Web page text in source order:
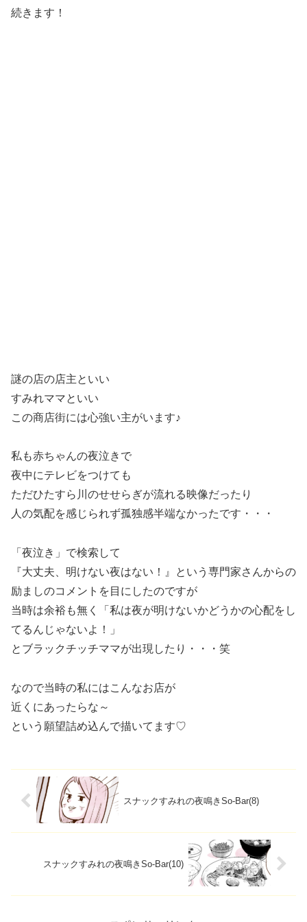
続きます！
謎の店の店主といい
すみれママといい
この商店街には心強い主がいます♪
私も赤ちゃんの夜泣きで
夜中にテレビをつけても
ただひたすら川のせせらぎが流れる映像だったり
人の気配を感じられず孤独感半端なかったです・・・
「夜泣き」で検索して
『大丈夫、明けない夜はない！』という専門家さんからの
励ましのコメントを目にしたのですが
当時は余裕も無く「私は夜が明けないかどうかの心配をし
てるんじゃないよ！」
とブラックチッチママが出現したり・・・笑
なので当時の私にはこんなお店が
近くにあったらな～
という願望詰め込んで描いてます♡
スナックすみれの夜鳴きSo-Bar(8)
スナックすみれの夜鳴きSo-Bar(10)